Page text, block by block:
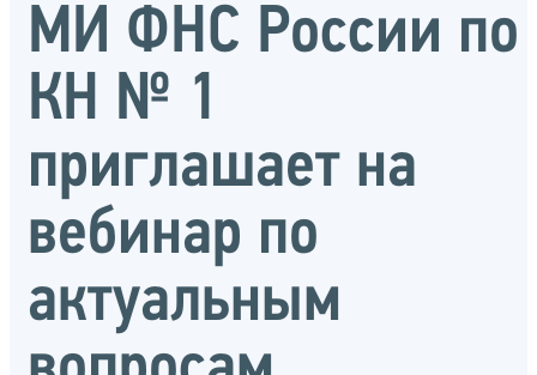
МИ ФНС России по
КН № 1
приглашает на
вебинар по
актуальным